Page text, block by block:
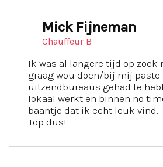
Mick Fijneman
Chauffeur B
Ik was al langere tijd op zoek
graag wou doen/bij mij paste
uitzendbureaus gehad te
lokaal werkt en binnen no
baantje dat ik echt leuk vind.
Top dus!